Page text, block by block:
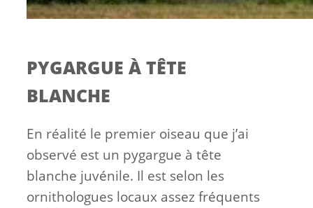
PYGARGUE À TÊTE
BLANCHE
En réalité le premier oiseau que j’ai
observé est un pygargue à tête
blanche juvénile. Il est selon les
ornithologues locaux assez fréquents